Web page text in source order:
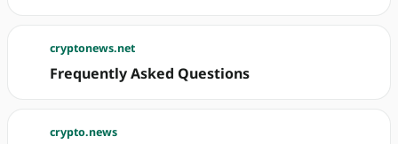
cryptonews.net
Frequently Asked Questions
crypto.news